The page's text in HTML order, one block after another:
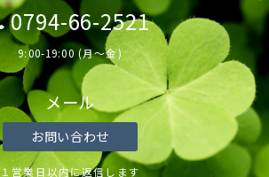
0794-66-2521
9:00-19:00 (月～金)
メール
お問い合わせ
１営業日以内に返信します